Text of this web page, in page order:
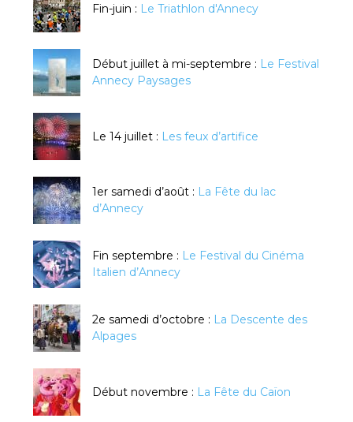
Fin-juin : Le Triathlon d'Annecy
Début juillet à mi-septembre : Le Festival
Annecy Paysages
Le 14 juillet : Les feux d’artifice
1er samedi d’août : La Fête du lac
d’Annecy
Fin septembre : Le Festival du Cinéma
Italien d’Annecy
2e samedi d’octobre : La Descente des
Alpages
Début novembre : La Fête du Caïon